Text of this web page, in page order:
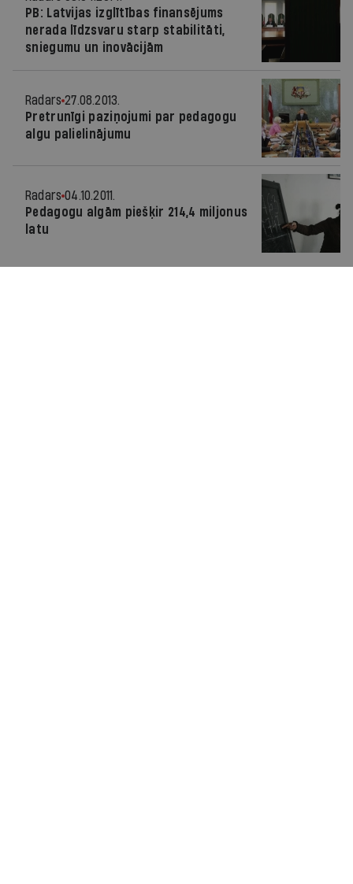
PB: Latvijas izglītības finansējums
nerada līdzsvaru starp stabilitāti,
sniegumu un inovācijām
Radars 27.08.2013.
Pretrunīgi paziņojumi par pedagogu
algu palielinājumu
Radars 04.10.2011.
Pedagogu algām piešķir 214,4 miljonus
latu